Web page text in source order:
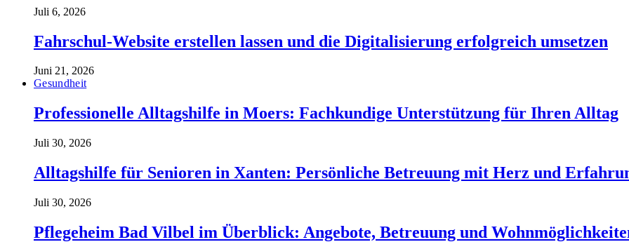
Juli 6, 2026
Fahrschul-Website erstellen lassen und die Digitalisierung erfolgreich umsetzen
Juni 21, 2026
Gesundheit
Professionelle Alltagshilfe in Moers: Fachkundige Unterstützung für Ihren Alltag
Juli 30, 2026
Alltagshilfe für Senioren in Xanten: Persönliche Betreuung mit Herz und
Juli 30, 2026
Pflegeheim Bad Vilbel im Überblick: Angebote, Betreuung und